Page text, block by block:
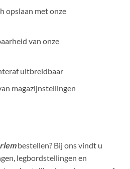
opslaan met onze
van onze
uitbreidbaar
magazijnstellingen
bestellen? Bij ons vindt u
legbordstellingen en